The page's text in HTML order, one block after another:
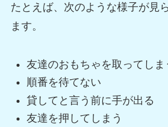
たとえば、次のような様子が見
ます。
友達のおもちゃを取ってしま
順番を待てない
貸してと言う前に手が出る
友達を押してしまう